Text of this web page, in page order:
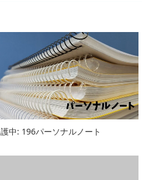
中: 196パーソナルノート